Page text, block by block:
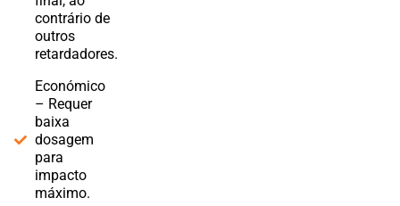
contrário de
outros
retardadores.
Económico
– Requer
baixa
dosagem
para
impacto
máximo.